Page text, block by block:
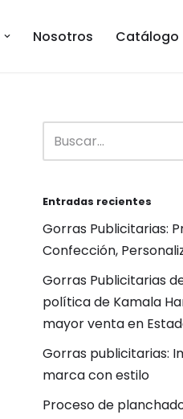
Nosotros Catálogo
Entradas recientes
Gorras Publicitarias:
Confección,
Gorras Publicitarias
política de Kamala
mayor venta en
Gorras publicitarias:
marca con estilo
Proceso de